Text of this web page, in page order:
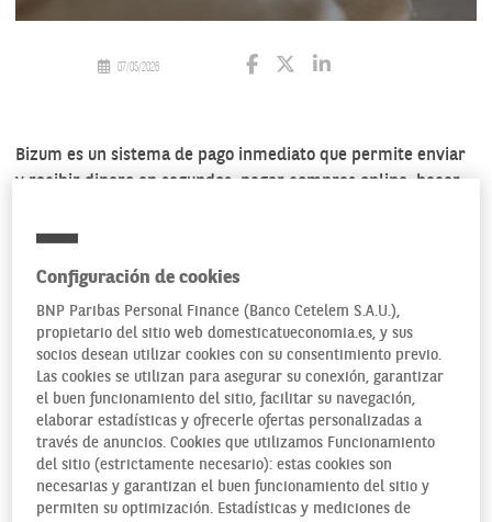
07/05/2026
Bizum es un sistema de pago inmediato que permite enviar
y recibir dinero en segundos, pagar compras online, hacer
forma más rápida y cómoda de mover dinero desde el
tarjeta para realizar las transacciones. Un sistema que solo
era operativo en España, hasta la implementación del
Bizum internacional. Veamos en qué consiste.
¿SE PUEDE USAR BIZUM EN EL
EXTRANJERO?
Configuración de cookies
BNP Paribas Personal Finance (Banco Cetelem S.A.U.),
propietario del sitio web domesticatueconomia.es, y sus
socios desean utilizar cookies con su consentimiento previo.
Las cookies se utilizan para asegurar su conexión, garantizar
el buen funcionamiento del sitio, facilitar su navegación,
elaborar estadísticas y ofrecerle ofertas personalizadas a
través de anuncios. Cookies que utilizamos Funcionamiento
del sitio (estrictamente necesario): estas cookies son
necesarias y garantizan el buen funcionamiento del sitio y
permiten su optimización. Estadísticas y mediciones de